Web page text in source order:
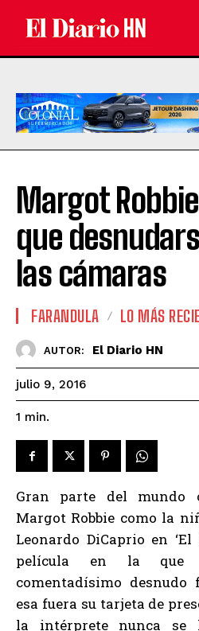
Margot
que
las cámaras
FARANDULA LO MÁS
AUTOR: El Diario HN
julio 9, 2016
1 min.
Gran parte del mundo
Margot Robbie como la
Leonardo DiCaprio en
película en la que
comentadísimo desnudo
esa fuera su tarjeta de
la intérprete nunca se